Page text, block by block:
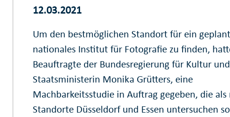
12.03.2021
Um den bestmöglichen Standort für ein
nationales Institut für Fotografie zu finden,
Beauftragte der Bundesregierung für Kultur
Staatsministerin Monika Grütters, eine
Machbarkeitsstudie in Auftrag gegeben, die
Standorte Düsseldorf und Essen untersuchen